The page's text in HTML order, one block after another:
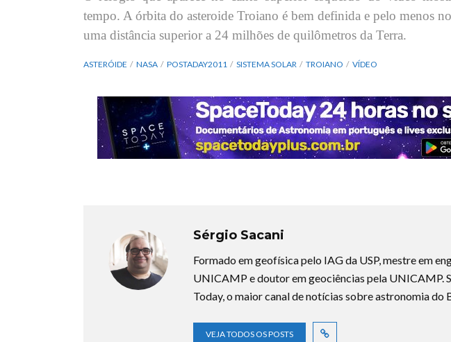
tempo. A órbita do asteroide Troiano é bem definida e pelo menos
uma distância superior a 24 milhões de quilômetros da Terra.
ASTERÓIDE NASA POSTADAY2011 SISTEMA SOLAR TROIANO VÍDEO
Sérgio Sacani
Formado em geofísica pelo IAG da USP, mestre em
UNICAMP e doutor em geociências pela UNICAMP.
Today, o maior canal de notícias sobre astronomia do
VEJA TODOS OS POSTS